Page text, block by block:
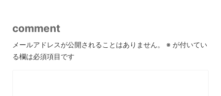
comment
メールアドレスが公開されることはありません。 ※ が付いてい
る欄は必須項目です